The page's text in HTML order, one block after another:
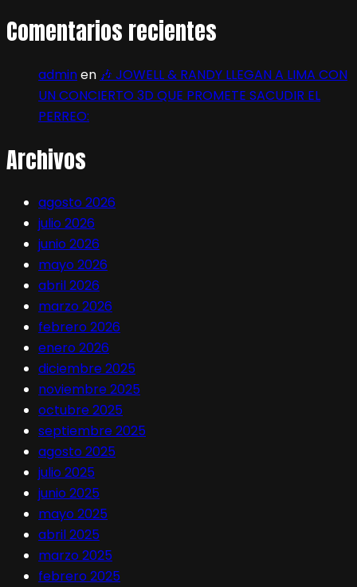
Comentarios recientes
adminen 🎶 JOWELL & RANDY LLEGAN A LIMA CON
UN CONCIERTO 3D QUE PROMETE SACUDIR EL
PERREO:
Archivos
agosto 2026
julio 2026
junio 2026
mayo 2026
abril 2026
marzo 2026
febrero 2026
enero 2026
diciembre 2025
noviembre 2025
octubre 2025
septiembre 2025
agosto 2025
julio 2025
junio 2025
mayo 2025
abril 2025
marzo 2025
febrero 2025